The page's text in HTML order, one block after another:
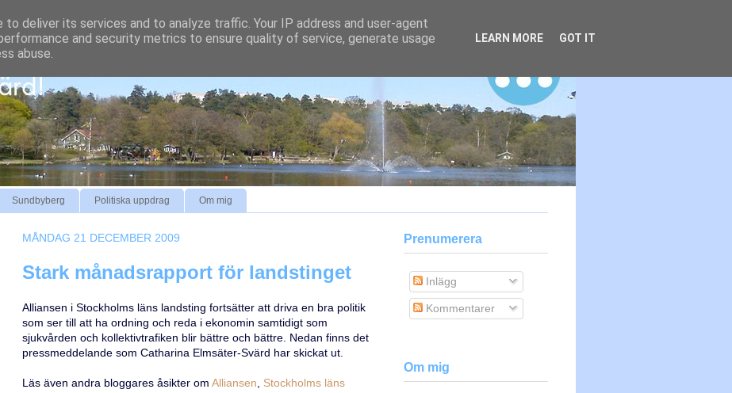
Sundbyberg Politiska uppdrag Om mig
MÅNDAG 21 DECEMBER 2009
Stark månadsrapport för landstinget
Alliansen i Stockholms läns landsting fortsätter att driva en bra politik
som ser till att ha ordning och reda i ekonomin samtidigt som
sjukvården och kollektivtrafiken blir bättre och bättre. Nedan finns det
pressmeddelande som Catharina Elmsäter-Svärd har skickat ut.
Läs även andra bloggares åsikter om Alliansen
Stockholms läns
Prenumerera
Inlägg
Kommentarer
Om mig
deliver its services and to analyze traffic. Your IP address and user-agent
and security metrics to ensure quality of service, generate usage
abuse.
LEARN MORE GOT IT